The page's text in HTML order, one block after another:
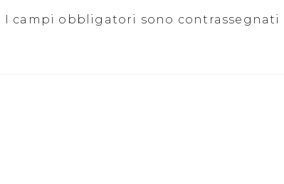
I campi obbligatori sono contrassegnati